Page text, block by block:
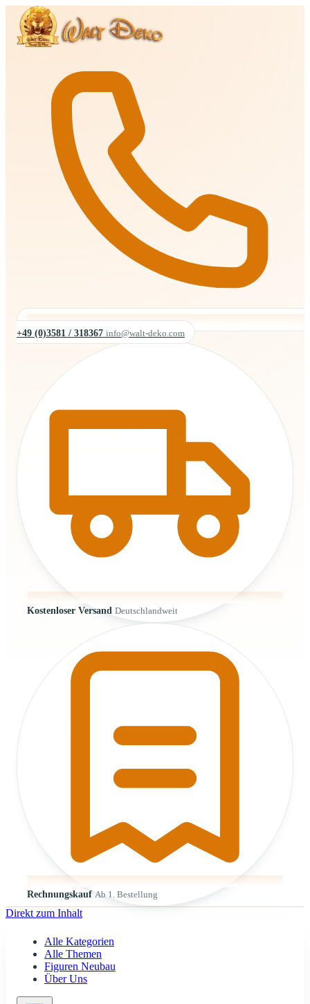
+49 (0)3581 / 318367 info@walt-deko.com
Kostenloser Versand Deutschlandweit
Rechnungskauf Ab 1. Bestellung
Direkt zum Inhalt
Alle Kategorien
Alle Themen
Figuren Neubau
Über Uns